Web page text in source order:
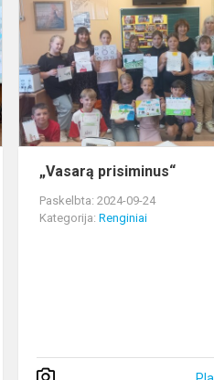
ir
integracija
Alytaus
r.
meno
ir
sporto
mokykloje„Vasarą prisiminus“
Paskelbta: 2024-09-24
Kategorija:Renginiai